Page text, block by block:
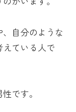
自分のような
ている人で
です。